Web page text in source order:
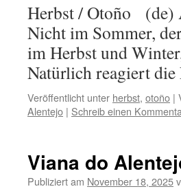
Herbst / Otoño (de)
Nicht im Sommer,
im Herbst und
Natürlich reagiert
Veröffentlicht unter herbst, otoño |
Alentejo | Schreib einen
Viana do
Publiziert am November 18, 2025